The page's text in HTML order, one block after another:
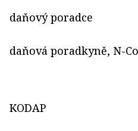
daňový poradce
daňová poradkyně, N-
KODAP